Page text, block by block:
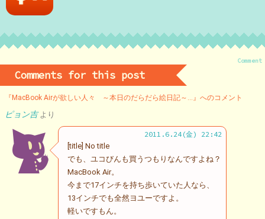
Comment
Comments for this post
『MacBook Airが欲しい人々 ～本日のだらだら絵日記～…』へのコメント
ピョン吉 より
2011.6.24(金) 22:42
[title] No title
でも、ユコびんも買うつもりなんですよね？
MacBook Air。
今まで17インチを持ち歩いていた人なら、
13インチでも全然ヨユーですよ。
軽いですもん。